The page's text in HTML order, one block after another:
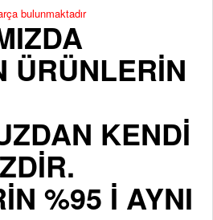
bulunmaktadır
ÜRÜNLERİN
KENDİ
%95 İ AYNI